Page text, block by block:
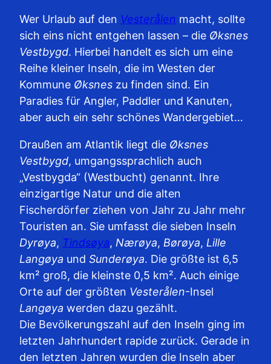
Wer Urlaub auf den Vesterålen macht, sollte
sich eins nicht entgehen lassen – die Øksnes
Vestbygd. Hierbei handelt es sich um eine
Reihe kleiner Inseln, die im Westen der
Kommune Øksnes zu finden sind. Ein
Paradies für Angler, Paddler und Kanuten,
aber auch ein sehr schönes Wandergebiet…
Draußen am Atlantik liegt die Øksnes
Vestbygd, umgangssprachlich auch
„Vestbygda“ (Westbucht) genannt. Ihre
einzigartige Natur und die alten
Fischerdörfer ziehen von Jahr zu Jahr mehr
Touristen an. Sie umfasst die sieben Inseln
Dyrøya, Tindsøya, Nærøya, Børøya, Lille
Langøya und Sunderøya. Die größte ist 6,5
km² groß, die kleinste 0,5 km². Auch einige
Orte auf der größten Vesterålen-Insel
Langøya werden dazu gezählt.
Die Bevölkerungszahl auf den Inseln ging im
letzten Jahrhundert rapide zurück. Gerade in
den letzten Jahren wurden die Inseln aber